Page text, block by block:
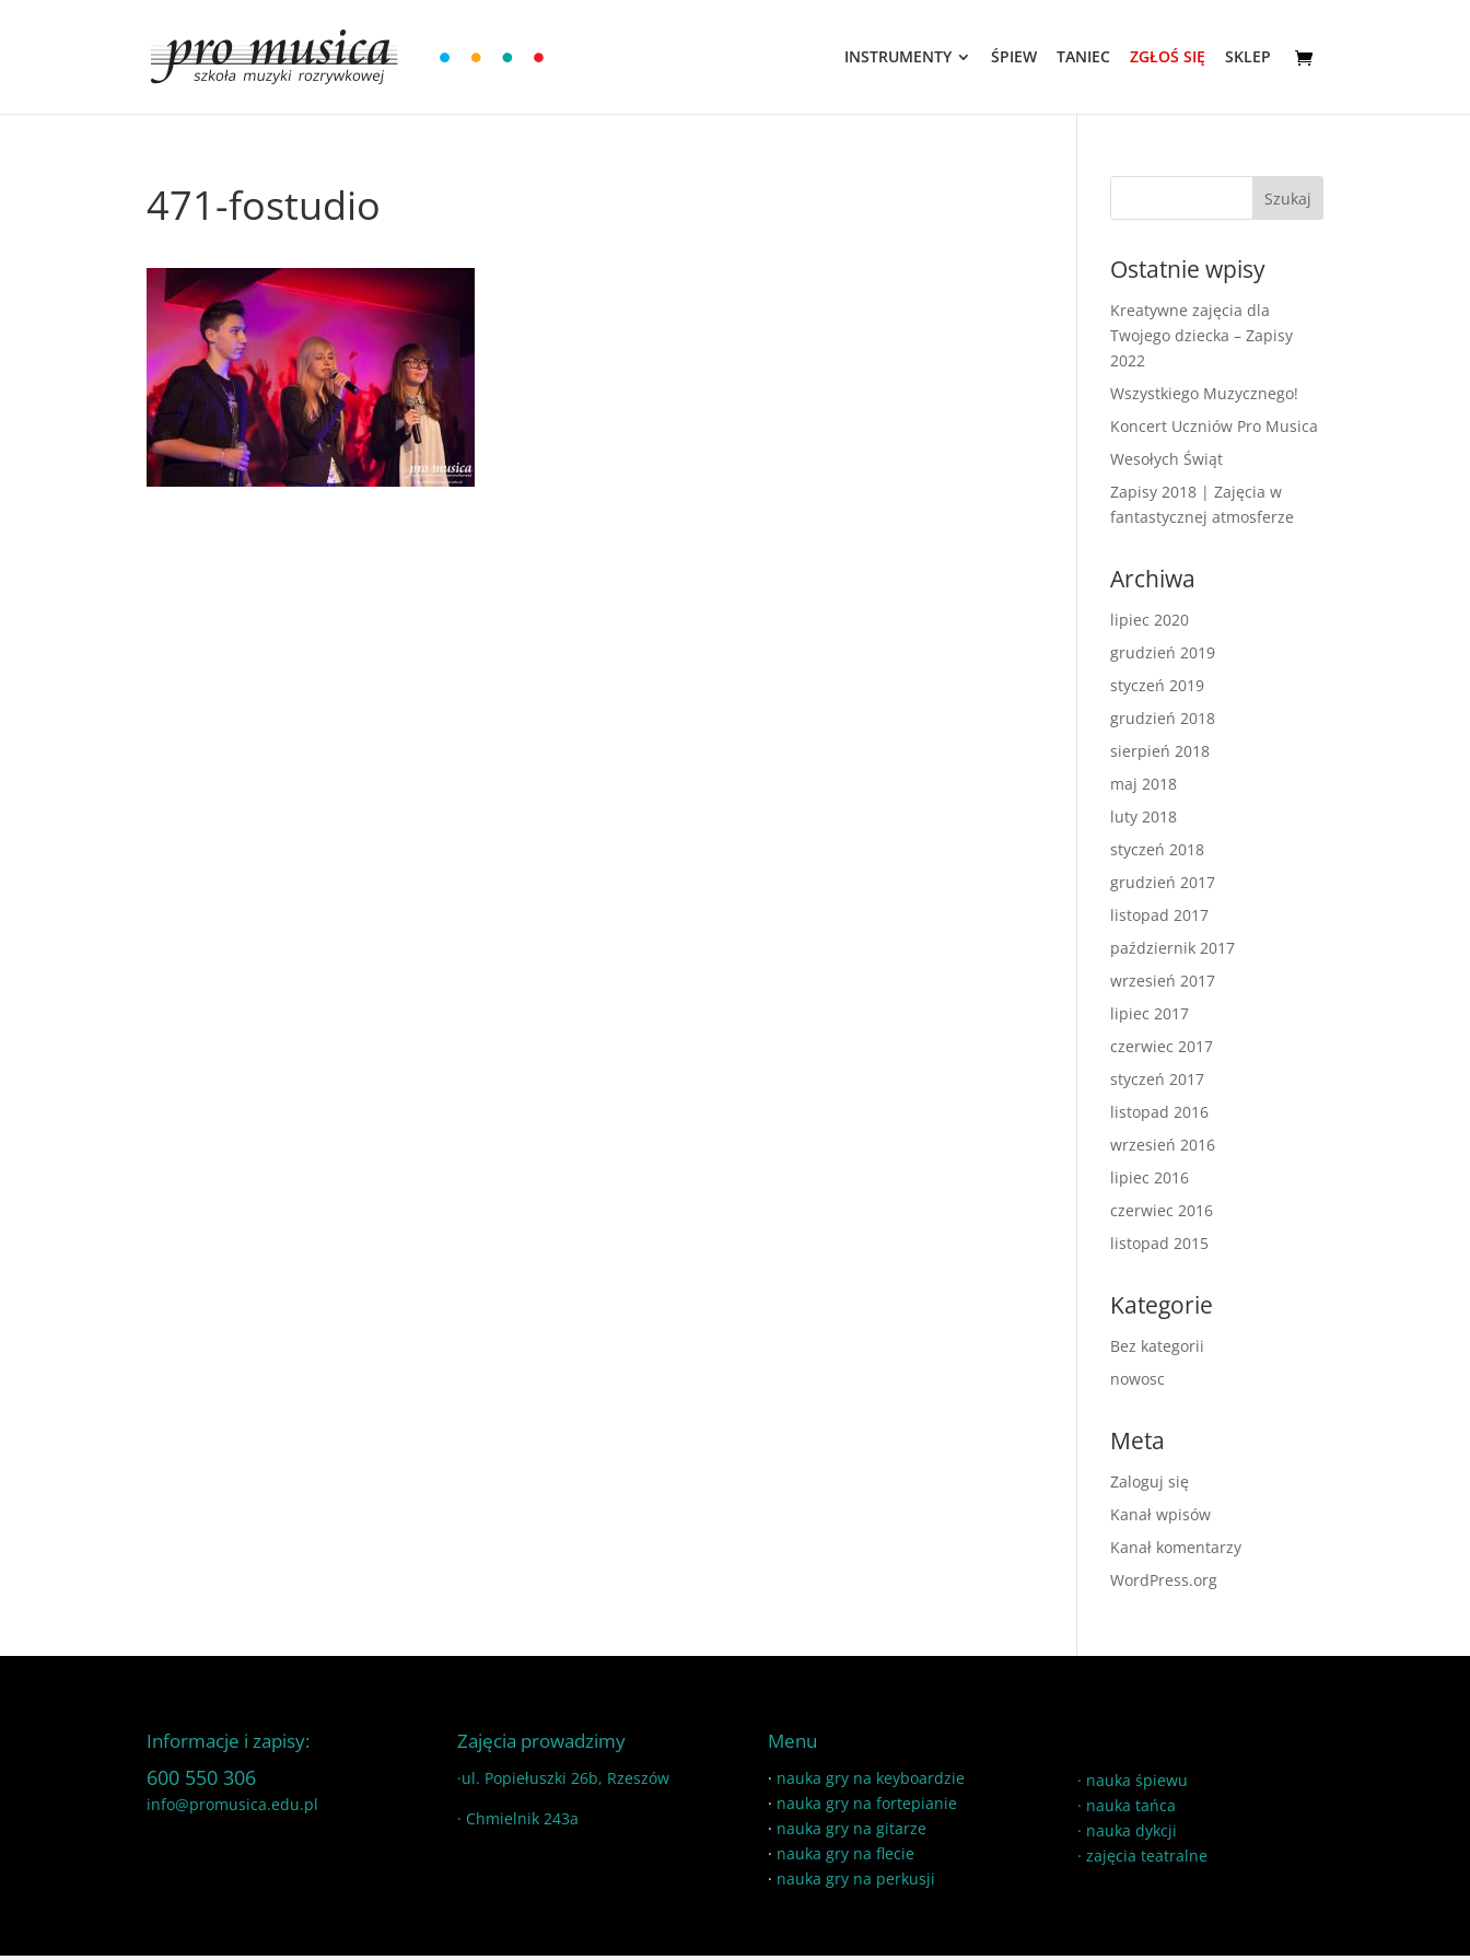
INSTRUMENTY ŚPIEW TANIEC ZGŁOŚ SIĘ SKLEP
471-fostudio
Ostatnie wpisy
Kreatywne zajęcia dla
Twojego dziecka – Zapisy
2022
Wszystkiego Muzycznego!
Koncert Uczniów Pro Musica
Wesołych Świąt
Zapisy 2018 | Zajęcia w
fantastycznej atmosferze
Archiwa
lipiec 2020
grudzień 2019
styczeń 2019
grudzień 2018
sierpień 2018
maj 2018
luty 2018
styczeń 2018
grudzień 2017
listopad 2017
październik 2017
wrzesień 2017
lipiec 2017
czerwiec 2017
styczeń 2017
listopad 2016
wrzesień 2016
lipiec 2016
czerwiec 2016
listopad 2015
Kategorie
Bez kategorii
nowosc
Meta
Zaloguj się
Kanał wpisów
Kanał komentarzy
WordPress.org
Informacje i zapisy:
600 550 306
info@promusica.edu.pl
Zajęcia prowadzimy
·ul. Popiełuszki 26b, Rzeszów
· Chmielnik 243a
Menu
· nauka gry na keyboardzie
· nauka gry na fortepianie
· nauka gry na gitarze
· nauka gry na flecie
· nauka gry na perkusji
· nauka śpiewu
· nauka tańca
· nauka dykcji
·zajęcia teatralne